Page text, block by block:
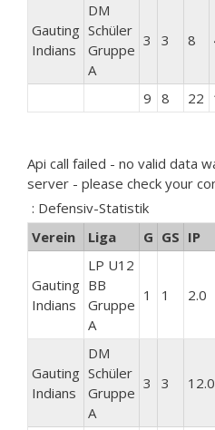
Gauting
Indians
DM
Schüler
Gruppe
A
3 3 8
9 8 22
Api call failed - no valid data
server - please check your
: Defensiv-Statistik
Verein
Liga G GS IP
Gauting
Indians
LP U12
BB
Gruppe
A
1 1 2.0
Gauting
Indians
DM
Schüler
Gruppe
A
3 3 12.0